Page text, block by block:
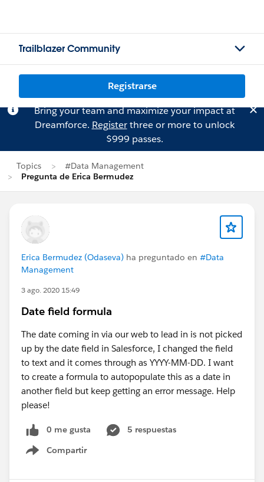
Trailblazer Community
Registrarse
Bring your team and maximize your impact at
Dreamforce. Registerthree or more to unlock
$999 passes.
Topics
#Data Management
Pregunta de Erica Bermudez
Erica Bermudez (Odaseva) ha preguntado en #Data
Management
3 ago. 2020 15:49
Date field formula
The date coming in via our web to lead in is not picked
up by the date field in Salesforce, I changed the field
to text and it comes through as YYYY-MM-DD. I want
to create a formula to autopopulate this as a date in
another field but keep getting an error message. Help
please!
0 me gusta
5 respuestas
Compartir
Show menu